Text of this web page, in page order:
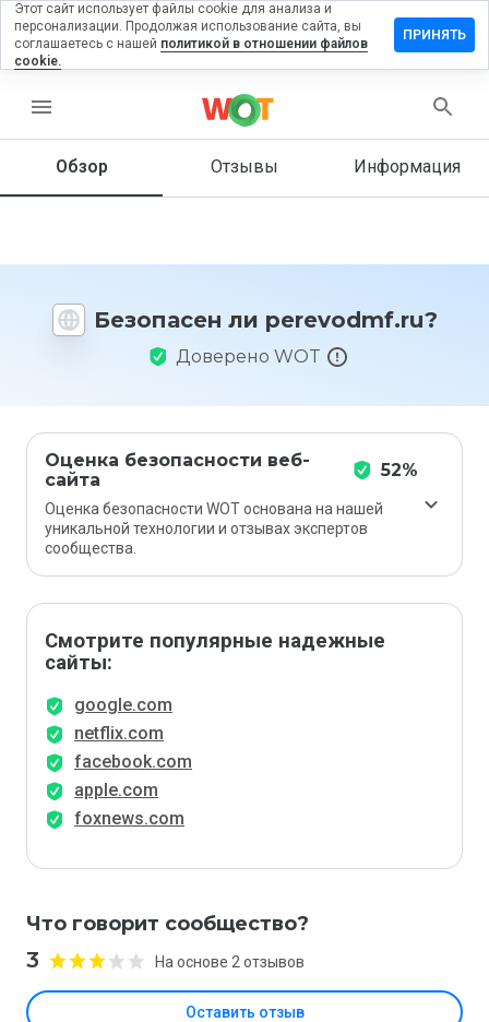
menu
Обзор Отзывы Информация
Безопасен ли perevodmf.ru?
Доверено WOT
Оценка безопасности веб-
сайта
52%
Оценка безопасности WOT основана на нашей
уникальной технологии и отзывах экспертов
сообщества.
Смотрите популярные надежные
сайты:
google.com
netflix.com
facebook.com
apple.com
foxnews.com
Что говорит сообщество?
3 На основе 2 отзывов
Оставить отзыв
на
Как бы
этот
1 до 5?
Этот сайт использует файлы cookie для анализа и
персонализации. Продолжая использование сайта, вы
соглашаетесь с нашей политикой в отношении файлов
cookie.
ПРИНЯТЬ